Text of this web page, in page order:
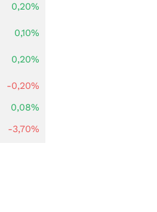
0,20%
0,10%
0,20%
-0,20%
0,08%
-3,70%